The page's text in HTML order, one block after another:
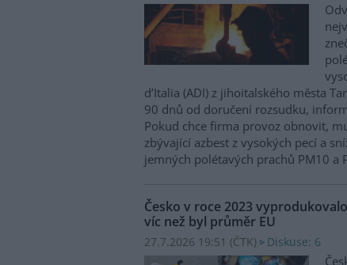
d’Italia (ADI) z jihoitalského města
90 dnů od doručení rozsudku,
Pokud chce firma provoz obnovit,
zbývající azbest z vysokých pecí a
jemných polétavých prachů PM10 a
Česko v roce 2023
víc než byl průměr EU
27.7.2026 19:51 (ČTK) Diskuse: 6